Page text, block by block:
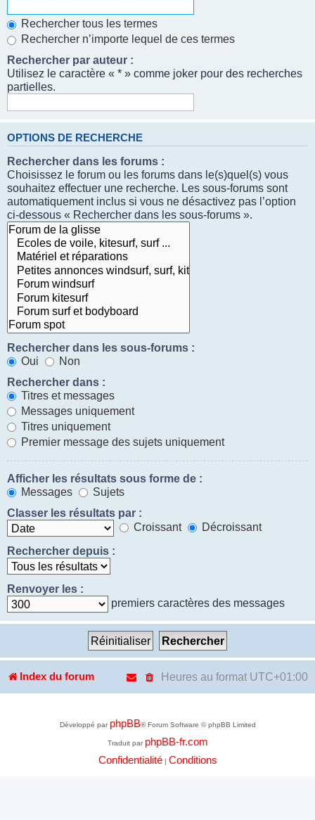
Rechercher tous les termes
Rechercher n’importe lequel de ces termes
Rechercher par auteur :
Utilisez le caractère « * » comme joker pour des recherches
partielles.
OPTIONS DE RECHERCHE
Rechercher dans les forums :
Choisissez le forum ou les forums dans le(s)quel(s) vous
souhaitez effectuer une recherche. Les sous-forums sont
automatiquement inclus si vous ne désactivez pas l’option
ci-dessous « Rechercher dans les sous-forums ».
Rechercher dans les sous-forums :
Oui
Non
Rechercher dans :
Titres et messages
Messages uniquement
Titres uniquement
Premier message des sujets uniquement
Afficher les résultats sous forme de :
Messages
Sujets
Classer les résultats par :
Croissant
Décroissant
Rechercher depuis :
Renvoyer les :
premiers caractères des messages
Index du forum Heures au format UTC+01:00
Développé par phpBB® Forum Software © phpBB Limited
Traduit par phpBB-fr.com
Confidentialité| Conditions